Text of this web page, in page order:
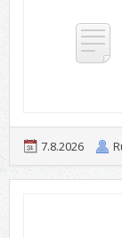
7.8.2026